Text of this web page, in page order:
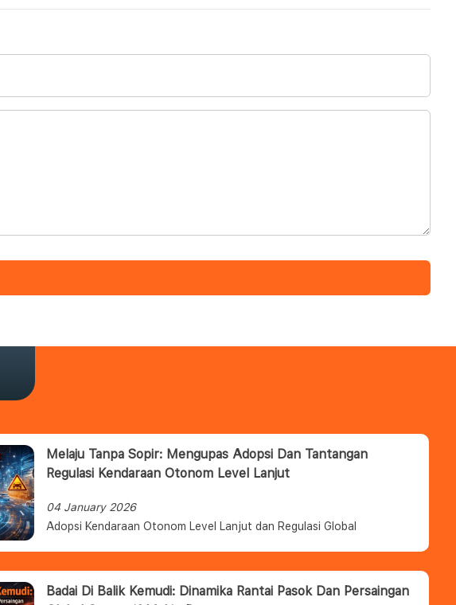
Melaju Tanpa Sopir: Mengupas Adopsi Dan Tantangan
Regulasi Kendaraan Otonom Level Lanjut
04 January 2026
Adopsi Kendaraan Otonom Level Lanjut dan Regulasi Global
Badai Di Balik Kemudi: Dinamika Rantai Pasok Dan Persaingan